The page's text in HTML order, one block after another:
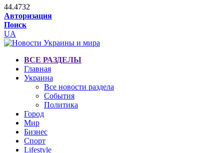
44.4732
Авторизация
Поиск
UA
ВСЕ РАЗДЕЛЫ
Главная
Украина
Все новости раздела
События
Политика
Город
Мир
Бизнес
Спорт
Lifestyle